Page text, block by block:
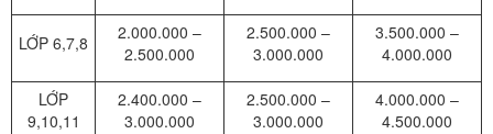
LỚP 6,7,8
2.000.000 –
2.500.000
2.500.000 –
3.000.000
3.500.000 –
4.000.000
LỚP
9,10,11
2.400.000 –
3.000.000
2.500.000 –
3.000.000
4.000.000 –
4.500.000